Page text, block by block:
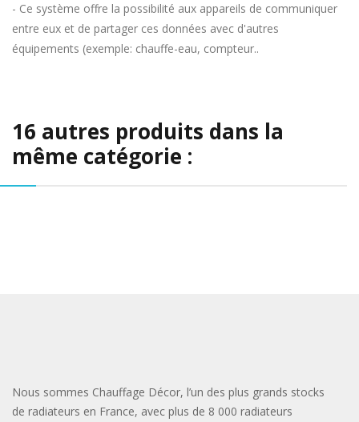
- Ce système offre la possibilité aux appareils de communiquer
entre eux et de partager ces données avec d'autres
équipements (exemple: chauffe-eau, compteur..
16 autres produits dans la
même catégorie :
Nous sommes Chauffage Décor, l’un des plus grands stocks
de radiateurs en France, avec plus de 8 000 radiateurs